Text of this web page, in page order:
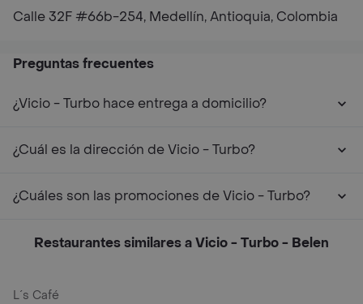
Calle 32F #66b-254, Medellín, Antioquia, Colombia
Preguntas frecuentes
¿Vicio - Turbo hace entrega a domicilio?
¿Cuál es la dirección de Vicio - Turbo?
¿Cuáles son las promociones de Vicio - Turbo?
Restaurantes similares a Vicio - Turbo - Belen
L´s Café